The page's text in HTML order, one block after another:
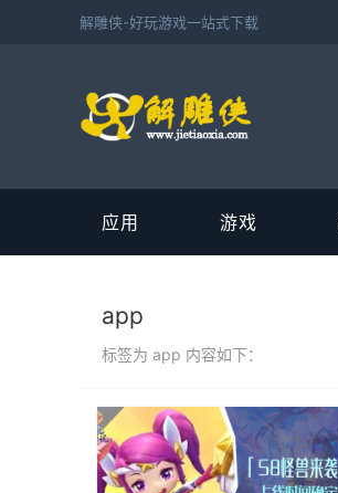
解雕侠-好玩游戏一站式下载
应用 游戏
app
标签为 app 内容如下：